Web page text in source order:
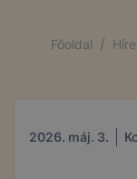
Főoldal /
2026. máj. 3.